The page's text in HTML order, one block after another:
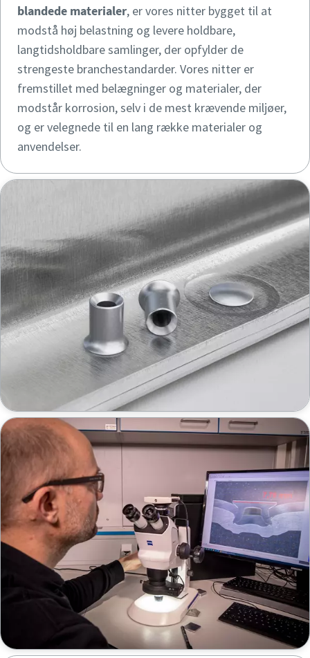
blandede materialer, er vores nitter bygget til at
modstå høj belastning og levere holdbare,
langtidsholdbare samlinger, der opfylder de
strengeste branchestandarder. Vores nitter er
fremstillet med belægninger og materialer, der
modstår korrosion, selv i de mest krævende miljøer,
og er velegnede til en lang række materialer og
anvendelser.